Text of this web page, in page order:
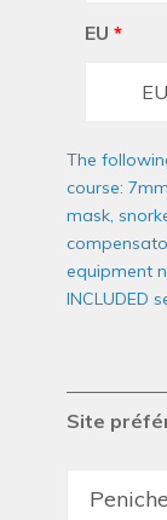
EU *
The
course:
mask,
equipment
INCLUDED
Site